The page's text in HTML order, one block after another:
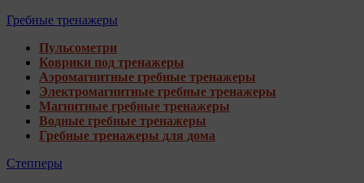
Гребные тренажеры
Пульсометри
Коврики под тренажеры
Аэромагнитные гребные тренажеры
Электромагнитные гребные тренажеры
Магнитные гребные тренажеры
Водные гребные тренажеры
Гребные тренажеры для дома
Степперы